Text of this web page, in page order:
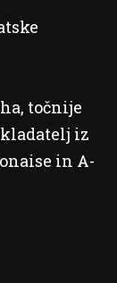
točnije
iz
in A-